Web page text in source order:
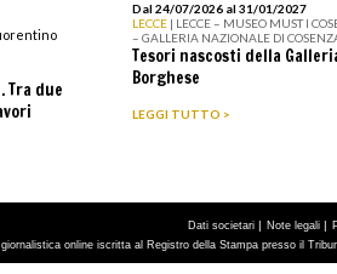
Tra due
Dal 24/07/2026 al 31/01/2027
LECCE | LECCE – MUSEO MUST I
– GALLERIA NAZIONALE DI
Tesori nascosti della
Borghese
LEGGI TUTTO >
Dati societari | Note legali |
online iscritta al Registro della Stampa presso il